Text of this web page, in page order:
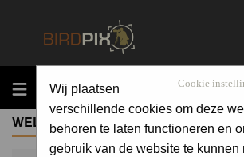
MENU Cookie
Wij plaatsen
verschillende cookies om deze
behoren te laten functioneren en
gebruik van de website te kunnen
WELCOME GUEST